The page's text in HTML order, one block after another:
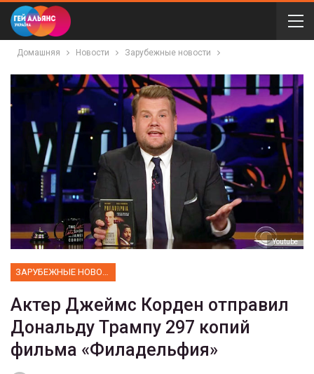
Домашняя Новости Зарубежные новости
Youtube
Актер Джеймс Корден отправил
Дональду Трампу 297 копий
фильма «Филадельфия»